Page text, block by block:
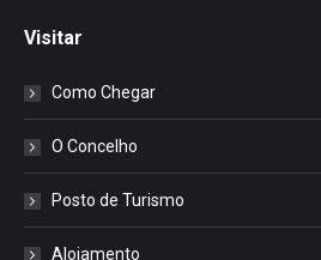
Visitar
Como Chegar
O Concelho
Posto de Turismo
Alojamento